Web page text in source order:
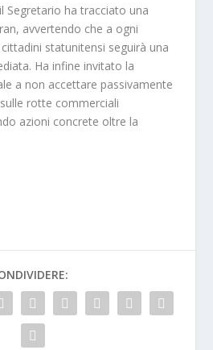
il Segretario ha tracciato una
avvertendo che a ogni
statunitensi seguirà una
Ha infine invitato la
a non accettare passivamente
rotte commerciali
azioni concrete oltre la